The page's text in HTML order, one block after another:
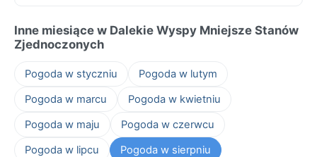
Inne miesiące w Dalekie Wyspy Mniejsze Stanów
Zjednoczonych
Pogoda w styczniu
Pogoda w lutym
Pogoda w marcu
Pogoda w kwietniu
Pogoda w maju
Pogoda w czerwcu
Pogoda w lipcu
Pogoda w sierpniu